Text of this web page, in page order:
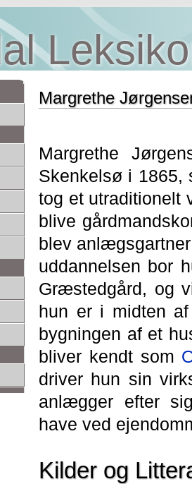
Margrethe
Margrethe
Skenkelsø i 1865,
tog et utraditionelt
blive
blev
uddannelsen bor
Græstedgård, og
hun er i midten
bygningen af et
bliver kendt som
driver hun sin
anlægger efter
have ved
Kilder og